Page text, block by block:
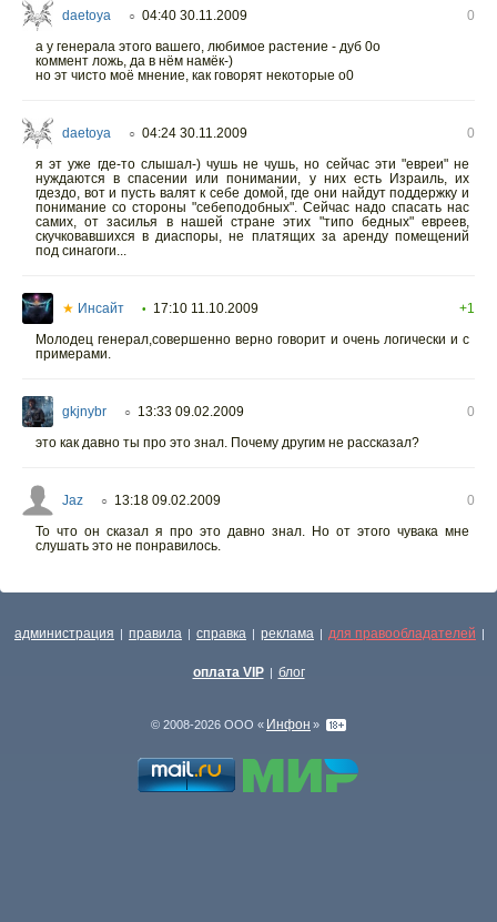
daetoya ○ 04:40 30.11.2009
0
а у генерала этого вашего, любимое растение - дуб 0о
коммент ложь, да в нём намёк-)
но эт чисто моё мнение, как говорят некоторые о0
daetoya ○ 04:24 30.11.2009
0
я эт уже где-то слышал-) чушь не чушь, но сейчас эти "евреи" не
нуждаются в спасении или понимании, у них есть Израиль, их
гдездо, вот и пусть валят к себе домой, где они найдут поддержку и
понимание со стороны "себеподобных". Сейчас надо спасать нас
самих, от засилья в нашей стране этих "типо бедных" евреев,
скучковавшихся в диаспоры, не платящих за аренду помещений
под синагоги...
★ Инсайт • 17:10 11.10.2009
+1
Молодец генерал,совершенно верно говорит и очень логически и с
примерами.
gkjnybr ○ 13:33 09.02.2009
0
это как давно ты про это знал. Почему другим не рассказал?
Jaz ○ 13:18 09.02.2009
0
То что он сказал я про это давно знал. Но от этого чувака мне
слушать это не понравилось.
администрация | правила | справка | реклама | для правообладателей |
оплата VIP | блог
© 2008-2026 ООО « Инфон »